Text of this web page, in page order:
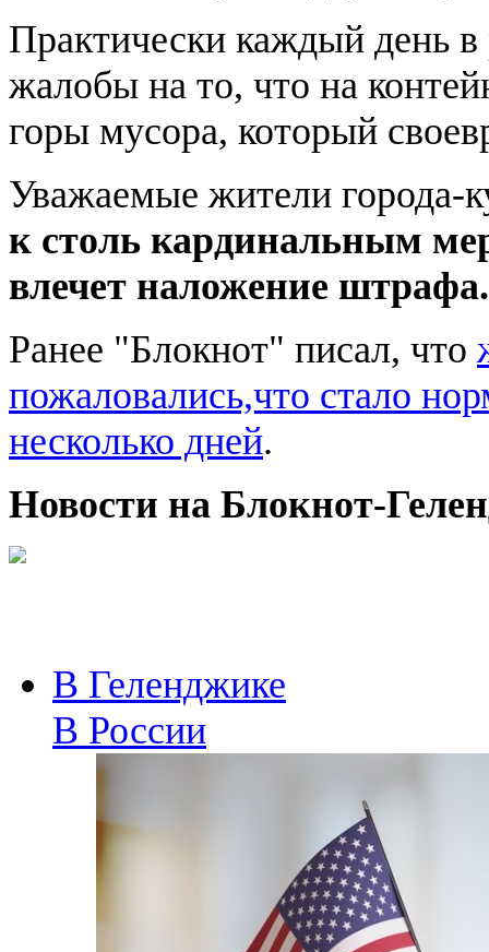
Практически каждый день
жалобы на то, что на
горы мусора, который
Уважаемые жители города-
к столь кардинальным
влечет наложение штрафа.
Ранее "Блокнот" писал, что
пожаловались,что стало
несколько дней.
Новости на Блoкнoт-
В Геленджике
В России